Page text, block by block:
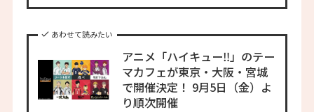
あわせて読みたい
アニメ「ハイキュー‼」のテー
マカフェが東京・大阪・宮城
で開催決定！ 9月5日（金）よ
り順次開催